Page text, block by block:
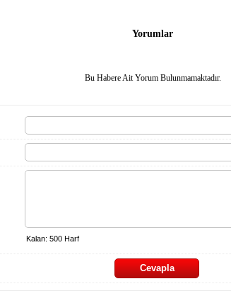
Yorumlar
Bu Habere Ait Yorum Bulunmamaktadır.